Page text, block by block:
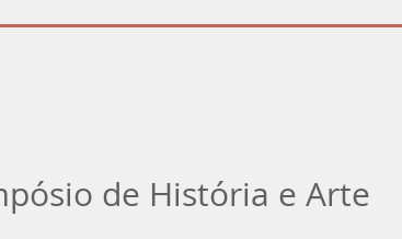
de História e Arte